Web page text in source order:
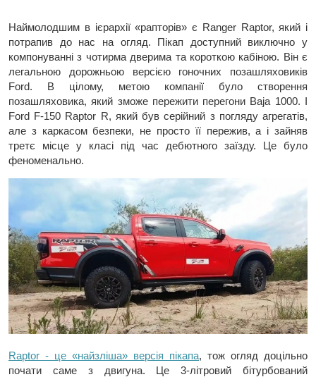
Наймолодшим в ієрархії «рапторів» є Ranger Raptor, який і
потрапив до нас на огляд. Пікап доступний виключно у
компонуванні з чотирма дверима та короткою кабіною. Він є
легальною дорожньою версією гоночних позашляховиків
Ford. В цілому, метою компанії було створення
позашляховика, який зможе пережити перегони Baja 1000. І
Ford F-150 Raptor R, який був серійний з погляду агрегатів,
але з каркасом безпеки, не просто її пережив, а і зайняв
третє місце у класі під час дебютного заїзду. Це було
феноменально.
Raptor - це «найзліша» версія пікапа, тож огляд доцільно
почати саме з двигуна. Це 3-літровий бітурбований